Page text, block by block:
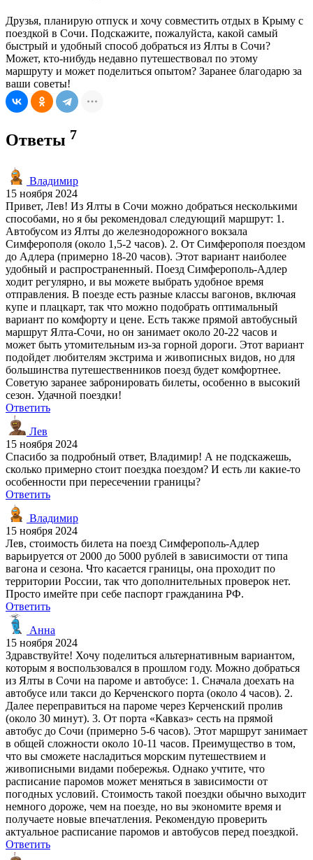
Друзья, планирую отпуск и хочу совместить отдых в Крыму с
поездкой в Сочи. Подскажите, пожалуйста, какой самый
быстрый и удобный способ добраться из Ялты в Сочи?
Может, кто-нибудь недавно путешествовал по этому
маршруту и может поделиться опытом? Заранее благодарю за
ваши советы!
Ответы 7
Владимир
15 ноября 2024
Привет, Лев! Из Ялты в Сочи можно добраться несколькими
способами, но я бы рекомендовал следующий маршрут: 1.
Автобусом из Ялты до железнодорожного вокзала
Симферополя (около 1,5-2 часов). 2. От Симферополя поездом
до Адлера (примерно 18-20 часов). Этот вариант наиболее
удобный и распространенный. Поезд Симферополь-Адлер
ходит регулярно, и вы можете выбрать удобное время
отправления. В поезде есть разные классы вагонов, включая
купе и плацкарт, так что можно подобрать оптимальный
вариант по комфорту и цене. Есть также прямой автобусный
маршрут Ялта-Сочи, но он занимает около 20-22 часов и
может быть утомительным из-за горной дороги. Этот вариант
подойдет любителям экстрима и живописных видов, но для
большинства путешественников поезд будет комфортнее.
Советую заранее забронировать билеты, особенно в высокий
сезон. Удачной поездки!
Ответить
Лев
15 ноября 2024
Спасибо за подробный ответ, Владимир! А не подскажешь,
сколько примерно стоит поездка поездом? И есть ли какие-то
особенности при пересечении границы?
Ответить
Владимир
15 ноября 2024
Лев, стоимость билета на поезд Симферополь-Адлер
варьируется от 2000 до 5000 рублей в зависимости от типа
вагона и сезона. Что касается границы, она проходит по
территории России, так что дополнительных проверок нет.
Просто имейте при себе паспорт гражданина РФ.
Ответить
Анна
15 ноября 2024
Здравствуйте! Хочу поделиться альтернативным вариантом,
которым я воспользовался в прошлом году. Можно добраться
из Ялты в Сочи на пароме и автобусе: 1. Сначала доехать на
автобусе или такси до Керченского порта (около 4 часов). 2.
Далее переправиться на пароме через Керченский пролив
(около 30 минут). 3. От порта «Кавказ» сесть на прямой
автобус до Сочи (примерно 5-6 часов). Этот маршрут занимает
в общей сложности около 10-11 часов. Преимущество в том,
что вы сможете насладиться морским путешествием и
живописными видами побережья. Однако учтите, что
расписание паромов может меняться в зависимости от
погодных условий. Стоимость такой поездки обычно выходит
немного дороже, чем на поезде, но вы экономите время и
получаете новые впечатления. Рекомендую проверить
актуальное расписание паромов и автобусов перед поездкой.
Ответить